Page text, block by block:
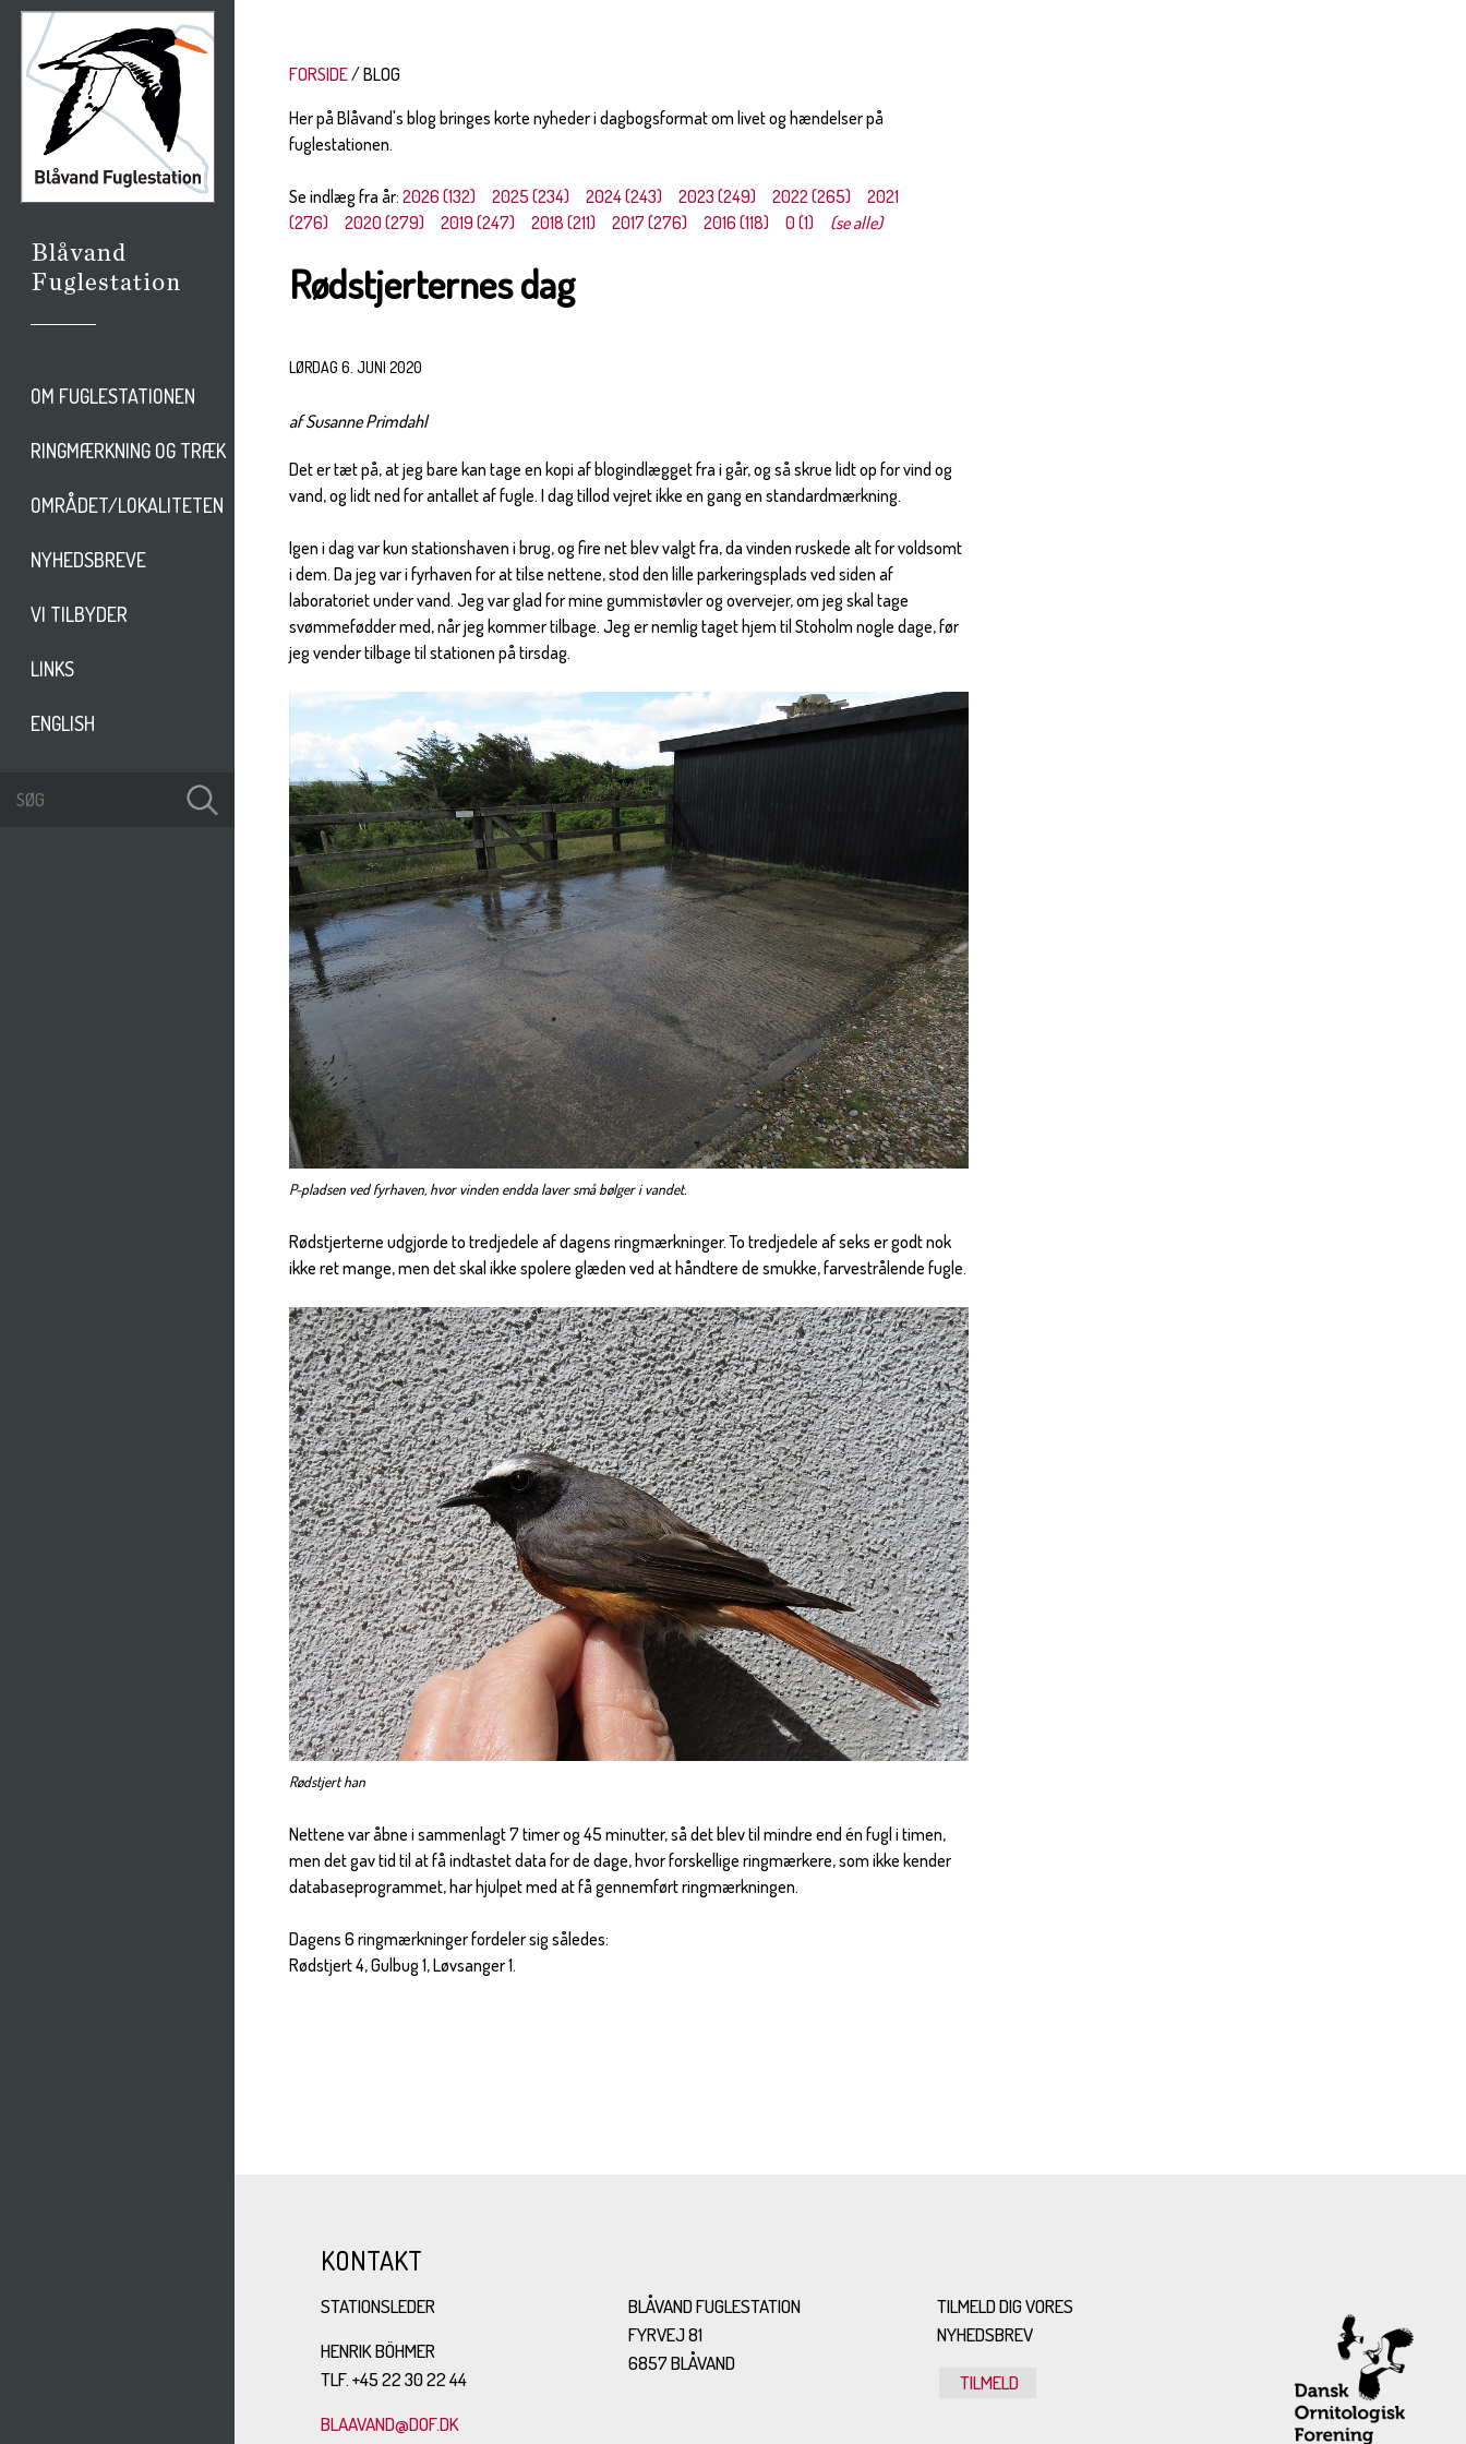
OM FUGLESTATIONEN
RINGMÆRKNING OG TRÆK
OMRÅDET/LOKALITETEN
NYHEDSBREVE
VI TILBYDER
LINKS
ENGLISH
FORSIDE
BLOG
Her på Blåvand's blog bringes korte nyheder i dagbogsformat om livet og hændelser på
fuglestationen.
Se indlæg fra år:2026 (132) 2025 (234) 2024 (243) 2023 (249) 2022 (265)
2021
(276)
2020 (279) 2019 (247) 2018 (211) 2017 (276) 2016 (118) 0 (1) (se alle)
Rødstjerternes dag
LØRDAG 6. JUNI 2020
af Susanne Primdahl
Det er tæt på, at jeg bare kan tage en kopi af blogindlægget fra i går, og så skrue lidt op for vind og
vand, og lidt ned for antallet af fugle. I dag tillod vejret ikke en gang en standardmærkning.
Igen i dag var kun stationshaven i brug, og fire net blev valgt fra, da vinden ruskede alt for voldsomt
i dem. Da jeg var i fyrhaven for at tilse nettene, stod den lille parkeringsplads ved siden af
laboratoriet under vand. Jeg var glad for mine gummistøvler og overvejer, om jeg skal tage
svømmefødder med, når jeg kommer tilbage. Jeg er nemlig taget hjem til Stoholm nogle dage, før
jeg vender tilbage til stationen på tirsdag.
P-pladsen ved fyrhaven, hvor vinden endda laver små bølger i vandet.
Rødstjerterne udgjorde to tredjedele af dagens ringmærkninger. To tredjedele af seks er godt nok
ikke ret mange, men det skal ikke spolere glæden ved at håndtere de smukke, farvestrålende fugle.
Rødstjert han
Nettene var åbne i sammenlagt 7 timer og 45 minutter, så det blev til mindre end én fugl i timen,
men det gav tid til at få indtastet data for de dage, hvor forskellige ringmærkere, som ikke kender
databaseprogrammet, har hjulpet med at få gennemført ringmærkningen.
Dagens 6 ringmærkninger fordeler sig således:
Rødstjert 4, Gulbug 1, Løvsanger 1.
KONTAKT
STATIONSLEDER
HENRIK BÖHMER
TLF. +45 22 30 22 44
BLAAVAND@DOF.DK
BLÅVAND FUGLESTATION
FYRVEJ 81
6857 BLÅVAND
TILMELD DIG VORES
NYHEDSBREV
TILMELD